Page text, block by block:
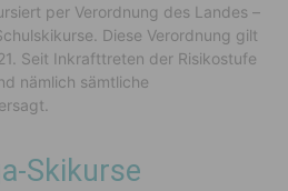
per Verordnung des Landes –
Diese Verordnung gilt
Seit Inkrafttreten der Risikostufe
nämlich sämtliche
Skikurse